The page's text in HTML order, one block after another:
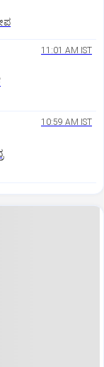
11:01 AM IST
10:59 AM IST